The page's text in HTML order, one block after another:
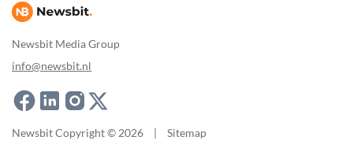
Newsbit Media Group
info@newsbit.nl
Newsbit Copyright © 2026 | Sitemap